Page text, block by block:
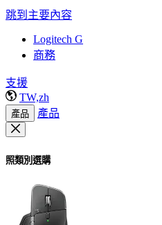
跳到主要內容
Logitech G
商務
支援
TW,zh
產品 產品
照類別選購